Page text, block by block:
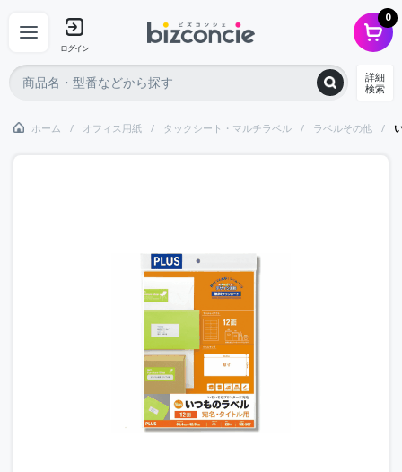
ログイン
0
詳細
検索
ホーム オフィス用紙 タックシート・マルチラベル ラベルその他